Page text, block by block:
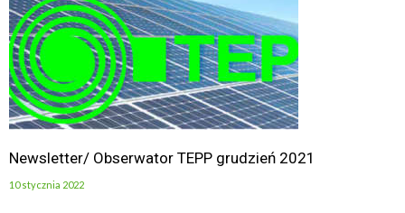
Newsletter/ Obserwator TEPP grudzień 2021
10 stycznia 2022